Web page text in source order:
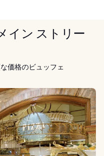
イン ストリー
価格のビュッフェ